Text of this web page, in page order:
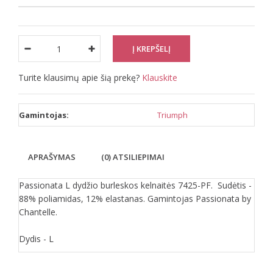
Turite klausimų apie šią prekę? Klauskite
Gamintojas: Triumph
APRAŠYMAS (0) ATSILIEPIMAI
Passionata L dydžio burleskos kelnaitės 7425-PF. Sudėtis -
88% poliamidas, 12% elastanas. Gamintojas Passionata by
Chantelle.
Dydis - L